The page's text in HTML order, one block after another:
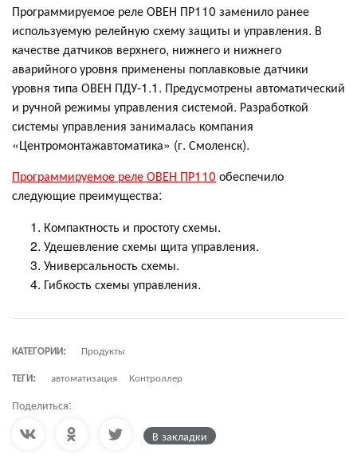
Программируемое реле ОВЕН ПР110 заменило ранее
используемую релейную схему защиты и управления. В
качестве датчиков верхнего, нижнего и нижнего
аварийного уровня применены поплавковые датчики
уровня типа ОВЕН ПДУ-1.1. Предусмотрены автоматический
и ручной режимы управления системой. Разработкой
системы управления занималась компания
«Центромонтажавтоматика» (г. Смоленск).
Программируемое реле ОВЕН ПР110 обеспечило
следующие преимущества:
Компактность и простоту схемы.
Удешевление схемы щита управления.
Универсальность схемы.
Гибкость схемы управления.
КАТЕГОРИИ:
Продукты
ТЕГИ:
автоматизация Контроллер
Поделиться:
В закладки